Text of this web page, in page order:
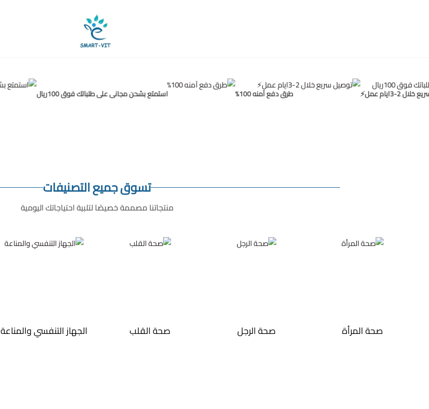
Smart-Vit
عمل⚡ طرق دفع آمنه 100% استمتع بشحن مجانى على طلباتك فوق 100ريال
تسوق جميع التصنيفات
منتجاتنا مصممة خصيصًا لتلبية احتياجاتك اليومية
صحة المرأة صحة الرجل صحة القلب الجهاز التنفسي والمناعة